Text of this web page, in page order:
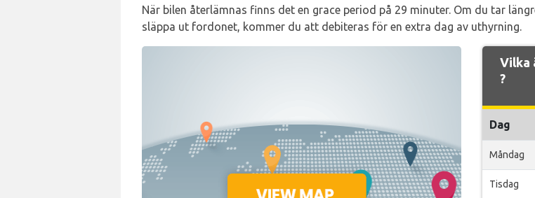
När bilen återlämnas finns det en grace period på 29 minuter. Om du tar
släppa ut fordonet, kommer du att debiteras för en extra dag av uthyrning.
Vilka
?
Dag
Måndag
Tisdag